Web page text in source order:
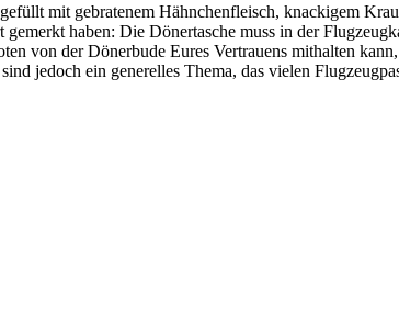
mit gebratenem Hähnchenfleisch, knackigem
haben: Die Dönertasche muss in der
von der Dönerbude Eures Vertrauens mithalten
jedoch ein generelles Thema, das vielen